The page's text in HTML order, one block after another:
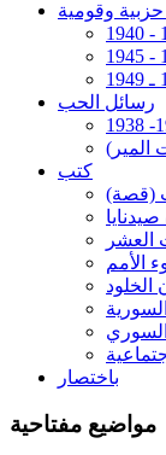
وقومية
رسائل الحب
المير)
كتب
(قصة)
العشر
الأمم
الخلود
باختصار
مواضيع مفتاحية